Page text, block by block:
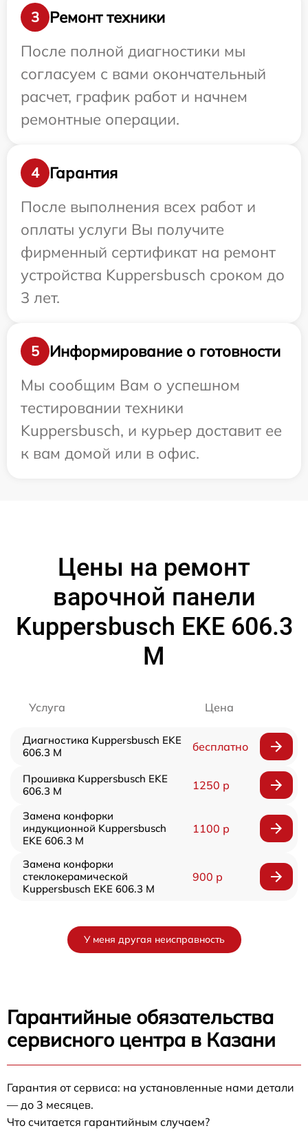
3
Ремонт техники
После полной диагностики мы
согласуем с вами окончательный
расчет, график работ и начнем
ремонтные операции.
4
Гарантия
После выполнения всех работ и
оплаты услуги Вы получите
фирменный сертификат на ремонт
устройства Kuppersbusch сроком до
3 лет.
5
Информирование о готовности
Мы сообщим Вам о успешном
тестировании техники
Kuppersbusch, и курьер доставит ее
к вам домой или в офис.
Цены на ремонт
варочной панели
Kuppersbusch EKE 606.3
M
Услуга Цена
Диагностика Kuppersbusch EKE
606.3 M
бесплатно
Прошивка Kuppersbusch EKE
606.3 M
1250 р
Замена конфорки
индукционной Kuppersbusch
EKE 606.3 M
1100 р
Замена конфорки
стеклокерамической
Kuppersbusch EKE 606.3 M
900 р
У меня другая неисправность
Гарантийные обязательства
сервисного центра в Казани
Гарантия от сервиса: на установленные нами детали
— до 3 месяцев.
Что считается гарантийным случаем?